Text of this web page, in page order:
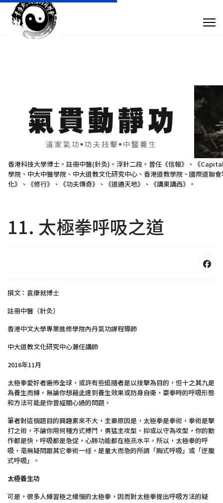
欄 文 章
搜尋
+852 28932893
taoistyuen@gmail.com
香港科技大學博士。註冊中醫(針灸)。浮針二段。曾任《信報》、《
學院、中大中醫學院、中大道教文化研究中心、香港道教學院、國際道聯
化》、《修行》、《功夫傳奇》、《道通天地》、《講東講西》。
11. 太極拳呼吸之道
撰文：袁康就博士
註冊中醫（針灸）
香港中文大學專業進修學院內丹氣功課程導師
中大道教文化研究中心兼任講師
2016年11月
太極拳愛好者遍佈全球，或許有些追隨者是以技擊為目的，但十之其九是
為養生而練。無論你想藉此達到養生效果或防身自衞，耍拳時的呼吸形態
和方法可能是你曾經關心過的問題。
筆者對這個題目的興趣素來不大，主要原因是，太極拳是拳術，拳術是擊
打之術，不論你用何種方式搏鬥，勇猛主攻型、抑或以守為攻型，你的動
作都是快，呼吸都是急促，心肺功能都在極髙水平。所以，太極拳的呼
吸，毫無疑問跟其它拳術一様，是量大而急的所謂「胸式呼吸」或「逆腹
式呼吸」。
太極養生功
可是，很多人練習極之緩慢的太極拳，因而對太極拳提出呼吸方法的疑